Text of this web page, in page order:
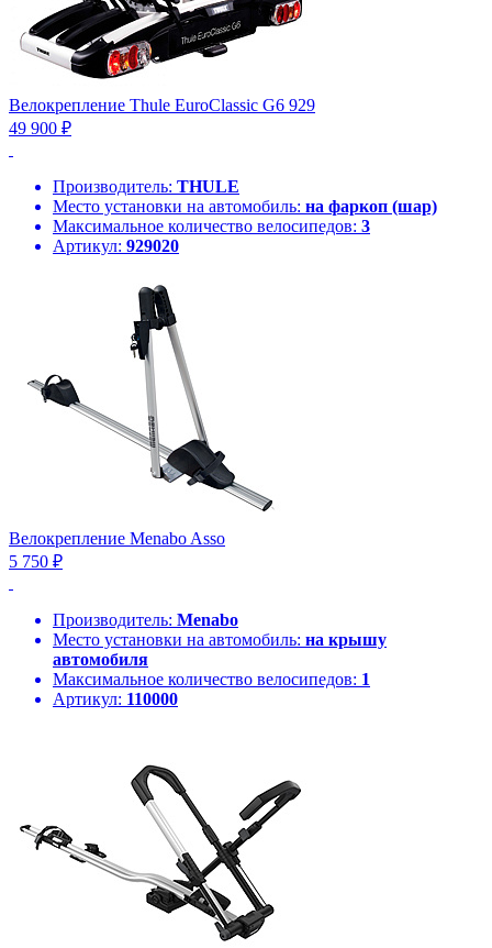
Велокрепление Thule EuroClassic G6 929
49 900 ₽
Производитель: THULE
Место установки на автомобиль: на фаркоп (шар)
Максимальное количество велосипедов: 3
Артикул: 929020
Велокрепление Menabo Asso
5 750 ₽
Производитель: Menabo
Место установки на автомобиль: на крышу
автомобиля
Максимальное количество велосипедов: 1
Артикул: 110000